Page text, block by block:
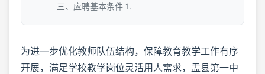
三、应聘基本条件 1.
为进一步优化教师队伍结构，保障教育教学工作有序
开展，满足学校教学岗位灵活用人需求，盂县第一中